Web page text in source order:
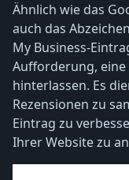
Ähnlich wie das
auch das
My Business-
Aufforderung, eine
hinterlassen. Es
Rezensionen zu
Eintrag zu
Ihrer Website zu